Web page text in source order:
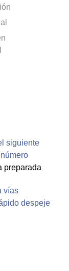
siguiente
preparada
vías
despeje